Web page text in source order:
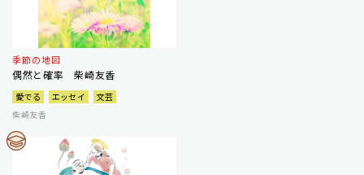
季節の地図
偶然と確率 柴崎友香
愛でる エッセイ
文芸
柴崎友香